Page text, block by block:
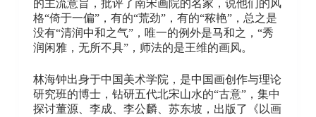
的主流意旨，批评了南宋画院的名家，说他们的风
格“倚于一偏”，有的“荒劲”，有的“秾艳”，总之是
没有“清润中和之气”，唯一的例外是马和之，“秀
润闲雅，无所不具”，师法的是王维的画风。
林海钟出身于中国美术学院，是中国画创作与理论
研究班的博士，钻研五代北宋山水的“古意”，集中
探讨董源、李成、李公麟、苏东坡，出版了《以画